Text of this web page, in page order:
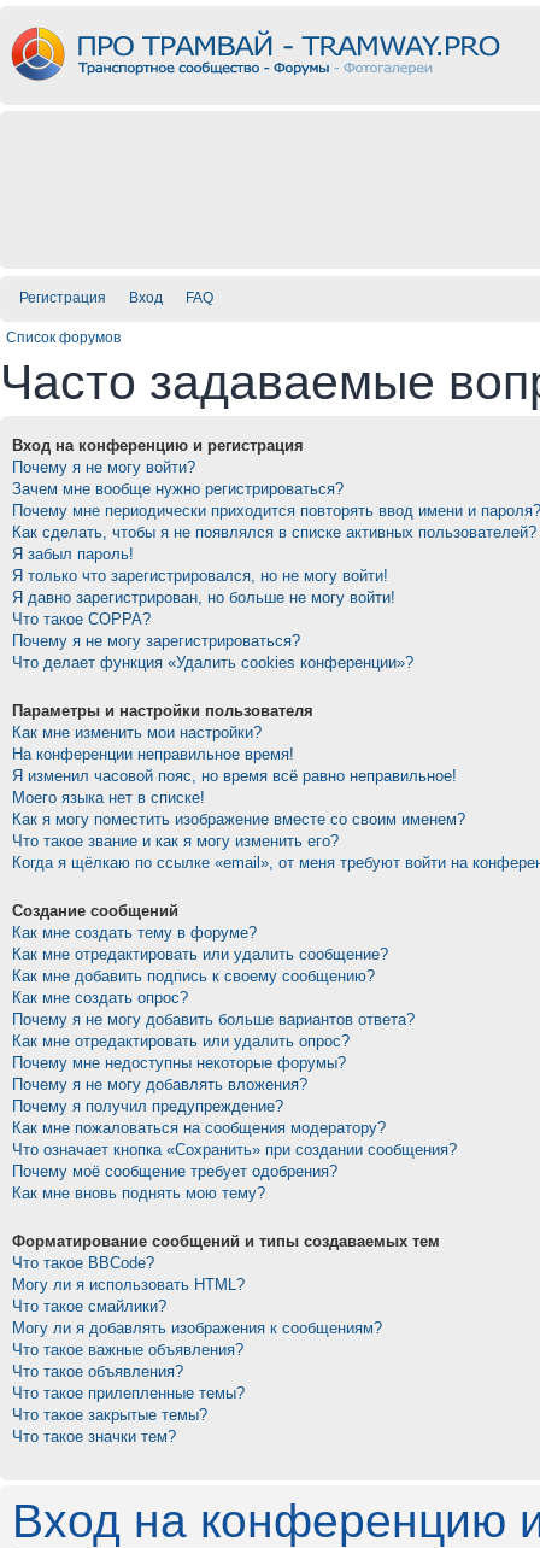
Регистрация Вход FAQ
Список форумов
Часто задаваемые
Вход на конференцию и регистрация
Почему я не могу войти?
Зачем мне вообще нужно регистрироваться?
Почему мне периодически приходится повторять ввод имени и пароля?
Как сделать, чтобы я не появлялся в списке активных пользователей?
Я забыл пароль!
Я только что зарегистрировался, но не могу войти!
Я давно зарегистрирован, но больше не могу войти!
Что такое COPPA?
Почему я не могу зарегистрироваться?
Что делает функция «Удалить cookies конференции»?
Параметры и настройки пользователя
Как мне изменить мои настройки?
На конференции неправильное время!
Я изменил часовой пояс, но время всё равно неправильное!
Моего языка нет в списке!
Как я могу поместить изображение вместе со своим именем?
Что такое звание и как я могу изменить его?
Когда я щёлкаю по ссылке «email», от меня требуют войти на
Создание сообщений
Как мне создать тему в форуме?
Как мне отредактировать или удалить сообщение?
Как мне добавить подпись к своему сообщению?
Как мне создать опрос?
Почему я не могу добавить больше вариантов ответа?
Как мне отредактировать или удалить опрос?
Почему мне недоступны некоторые форумы?
Почему я не могу добавлять вложения?
Почему я получил предупреждение?
Как мне пожаловаться на сообщения модератору?
Что означает кнопка «Сохранить» при создании сообщения?
Почему моё сообщение требует одобрения?
Как мне вновь поднять мою тему?
Форматирование сообщений и типы создаваемых тем
Что такое BBCode?
Могу ли я использовать HTML?
Что такое смайлики?
Могу ли я добавлять изображения к сообщениям?
Что такое важные объявления?
Что такое объявления?
Что такое прилепленные темы?
Что такое закрытые темы?
Что такое значки тем?
Вход на конференцию